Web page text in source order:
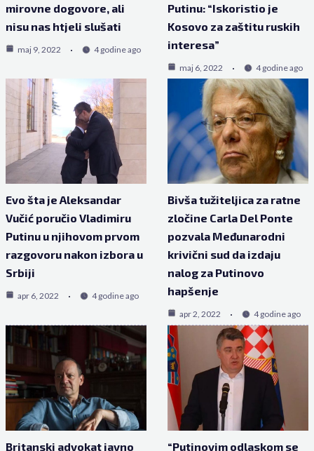
mirovne dogovore, ali
nisu nas htjeli slušati
maj 9, 2022 4 godine ago
Putinu: “Iskoristio je
Kosovo za zaštitu ruskih
interesa”
maj 6, 2022 4 godine ago
Evo šta je Aleksandar
Vučić poručio Vladimiru
Putinu u njihovom prvom
razgovoru nakon izbora u
Srbiji
apr 6, 2022 4 godine ago
Bivša tužiteljica za ratne
zločine Carla Del Ponte
pozvala Međunarodni
krivični sud da izdaju
nalog za Putinovo
hapšenje
apr 2, 2022 4 godine ago
Britanski advokat javno
“Putinovim odlaskom se